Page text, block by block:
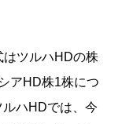
ツルハHDの株
アHD株1株につ
ハHDでは、今